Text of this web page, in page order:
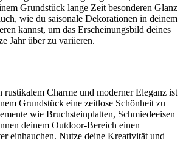
Grundstück lange Zeit besonderen Glanz
wie du saisonale Dekorationen in deinem
kannst, um das Erscheinungsbild deines
Jahr über zu variieren.
Charme und moderner Eleganz ist
Grundstück eine zeitlose Schönheit zu
wie Bruchsteinplatten, Schmiedeeisen
deinem Outdoor-Bereich einen
einhauchen. Nutze deine Kreativität und